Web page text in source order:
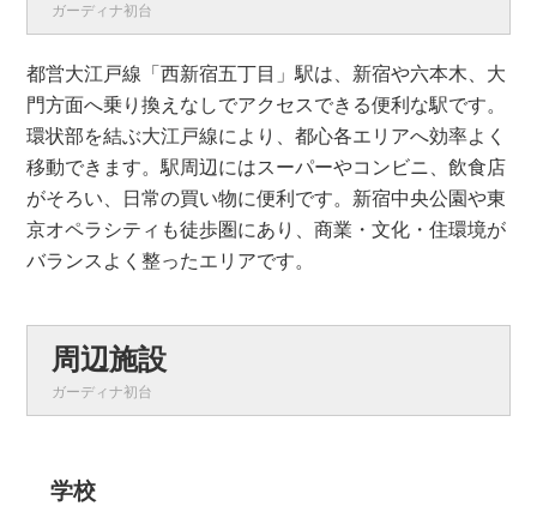
ガーディナ初台
都営大江戸線「西新宿五丁目」駅は、新宿や六本木、大
門方面へ乗り換えなしでアクセスできる便利な駅です。
環状部を結ぶ大江戸線により、都心各エリアへ効率よく
移動できます。駅周辺にはスーパーやコンビニ、飲食店
がそろい、日常の買い物に便利です。新宿中央公園や東
京オペラシティも徒歩圏にあり、商業・文化・住環境が
バランスよく整ったエリアです。
周辺施設
ガーディナ初台
学校